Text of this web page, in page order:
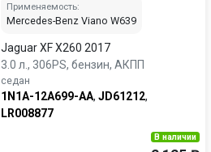
Применяемость:
Mercedes-Benz Viano W639
Jaguar XF X260 2017
3.0 л., 306PS, бензин, АКПП
седан
1N1A-12A699-AA, JD61212,
LR008877
В наличии